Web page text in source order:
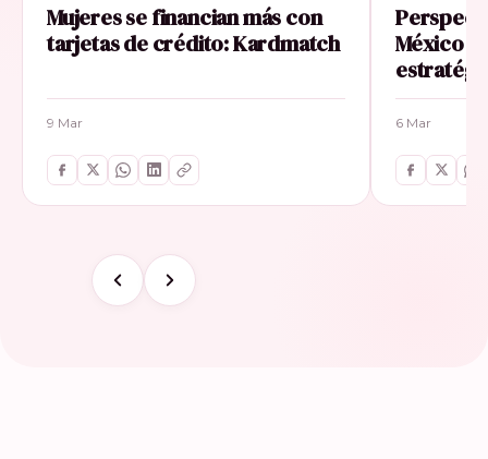
Mujeres se financian más con
tarjetas de crédito: Kardmatch
9 Mar
México
6 Mar